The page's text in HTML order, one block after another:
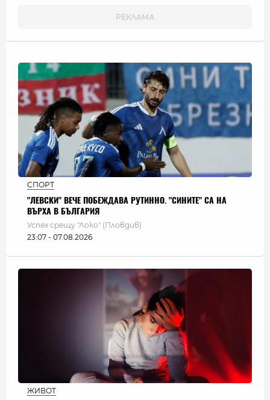
СПОРТ
"ЛЕВСКИ" ВЕЧЕ ПОБЕЖДАВА РУТИННО. "СИНИТЕ" СА НА
ВЪРХА В БЪЛГАРИЯ
Успех срещу "Локо" (Пловдив)
23:07 - 07.08.2026
ЖИВОТ